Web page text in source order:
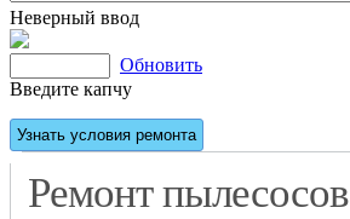
Неверный ввод
Обновить
Введите капчу
Ремонт пылесосов